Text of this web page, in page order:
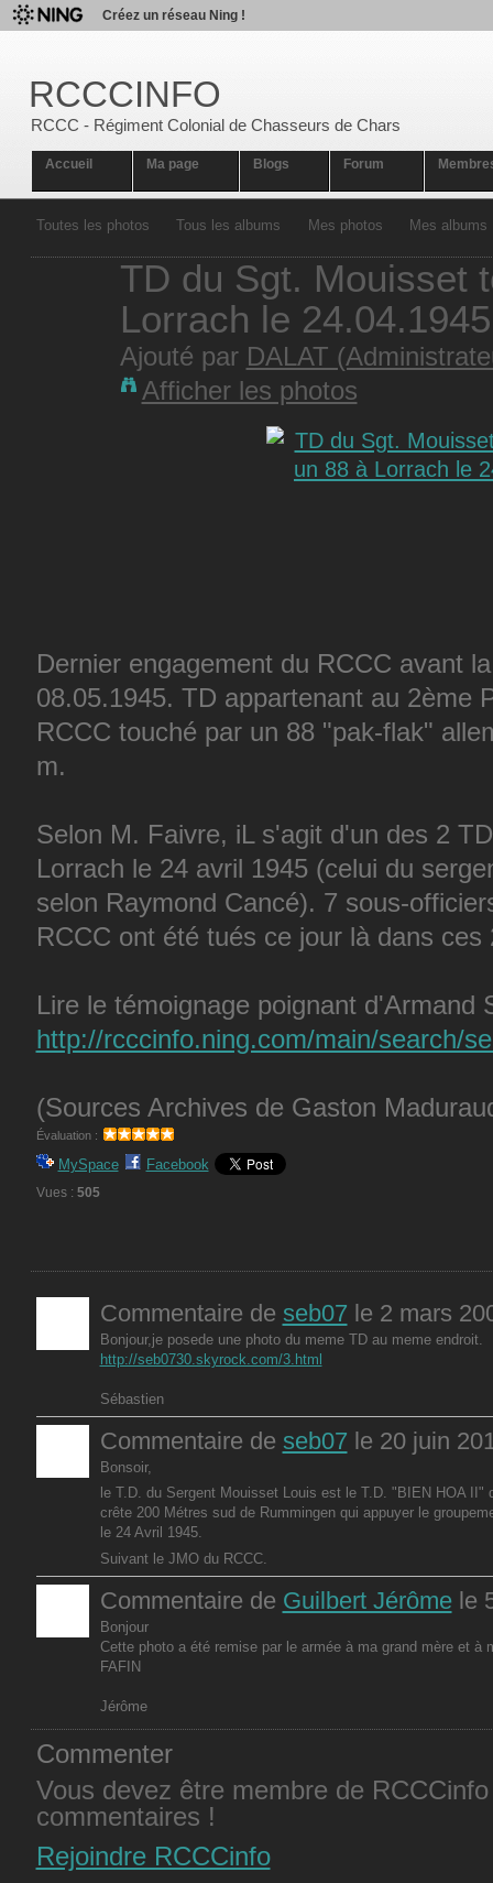
Créez un réseau Ning !
RCCCINFO
RCCC - Régiment Colonial de Chasseurs de Chars
Accueil Ma page Blogs Forum
Toutes les photos Tous les albums Mes photos Mes albums
TD du Sgt. Mouisset
Lorrach le 24.04.1945
Ajouté par DALAT
Afficher les photos
Dernier engagement du RCCC avant
08.05.1945. TD appartenant au 2ème
RCCC touché par un 88 "pak-flak"
m.
Selon M. Faivre, iL s'agit d'un des 2
Lorrach le 24 avril 1945 (celui du
selon Raymond Cancé). 7 sous-
RCCC ont été tués ce jour là dans ces
Lire le témoignage poignant d'Armand
http://rcccinfo.ning.com/main/search/
(Sources Archives de Gaston
Évaluation :
MySpace Facebook
Vues : 505
Commentaire de seb07 le 2 mars
Bonjour,je posede une photo du meme TD au meme endroit.
http://seb0730.skyrock.com/3.html
Sébastien
Commentaire de seb07 le 20 juin
Bonsoir,
le T.D. du Sergent Mouisset Louis est le T.D. "BIEN HOA
crête 200 Métres sud de Rummingen qui appuyer le
le 24 Avril 1945.
Suivant le JMO du RCCC.
Commentaire de Guilbert Jérômele
Bonjour
Cette photo a été remise par le armée à ma grand mère et à
FAFIN
Jérôme
Commenter
Vous devez être membre de
commentaires !
Rejoindre RCCCinfo